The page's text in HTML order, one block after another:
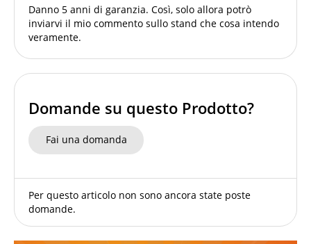
Danno 5 anni di garanzia. Così, solo allora potrò
inviarvi il mio commento sullo stand che cosa intendo
veramente.
Domande su questo Prodotto?
Fai una domanda
Per questo articolo non sono ancora state poste
domande.